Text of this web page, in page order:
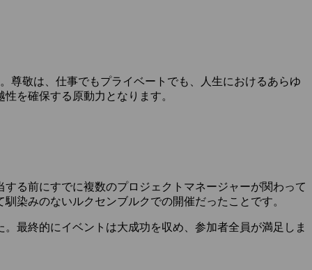
尊敬は、仕事でもプライベートでも、人生におけるあらゆ
を確保する原動力となります。
る前にすでに複数のプロジェクトマネージャーが関わって
染みのないルクセンブルクでの開催だったことです。
最終的にイベントは大成功を収め、参加者全員が満足しま